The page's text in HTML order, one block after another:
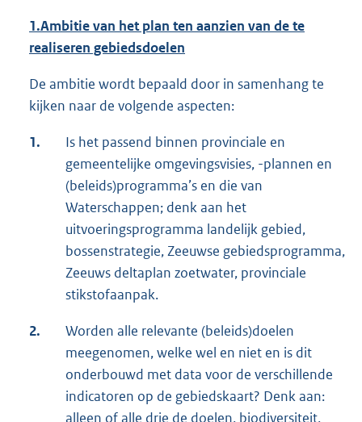
1.Ambitie van het plan ten aanzien van de te
realiseren gebiedsdoelen
De ambitie wordt bepaald door in samenhang te
kijken naar de volgende aspecten:
1.
Is het passend binnen provinciale en
gemeentelijke omgevingsvisies, -plannen en
(beleids)programma’s en die van
Waterschappen; denk aan het
uitvoeringsprogramma landelijk gebied,
bossenstrategie, Zeeuwse gebiedsprogramma,
Zeeuws deltaplan zoetwater, provinciale
stikstofaanpak.
2.
Worden alle relevante (beleids)doelen
meegenomen, welke wel en niet en is dit
onderbouwd met data voor de verschillende
indicatoren op de gebiedskaart? Denk aan:
alleen of alle drie de doelen, biodiversiteit,